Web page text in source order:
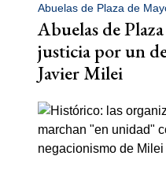
Abuelas de Plaza de
Abuelas de
justicia por un
Javier Milei